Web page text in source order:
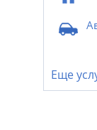
Еще